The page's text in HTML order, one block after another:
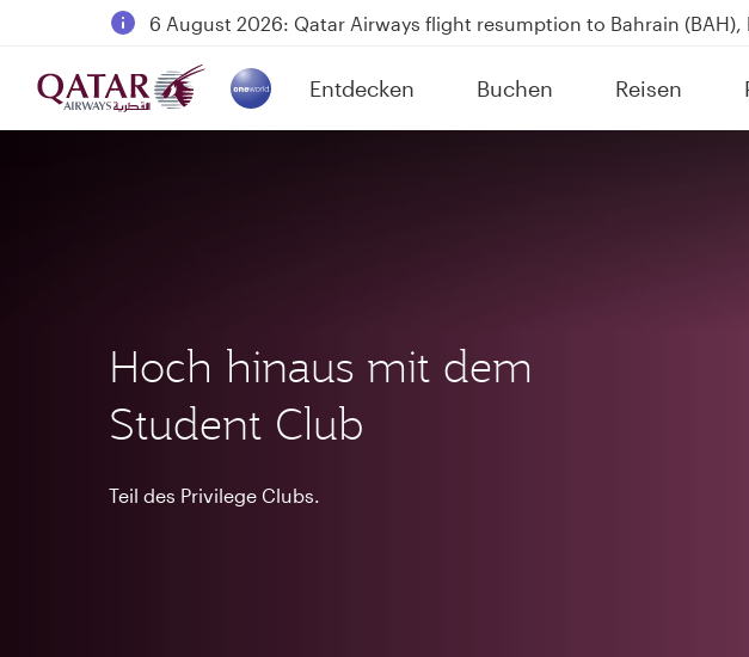
Qatar Airways Expands Global Network to over 160 Destinations
Passengers flying between Doha and Auckland on QR914 and
18 June 2026: Updates on Travelling with Power Banks
Entdecken
(active) Buchen Reisen
Hoch hinaus mit dem
Student Club
Teil des Privilege Clubs.